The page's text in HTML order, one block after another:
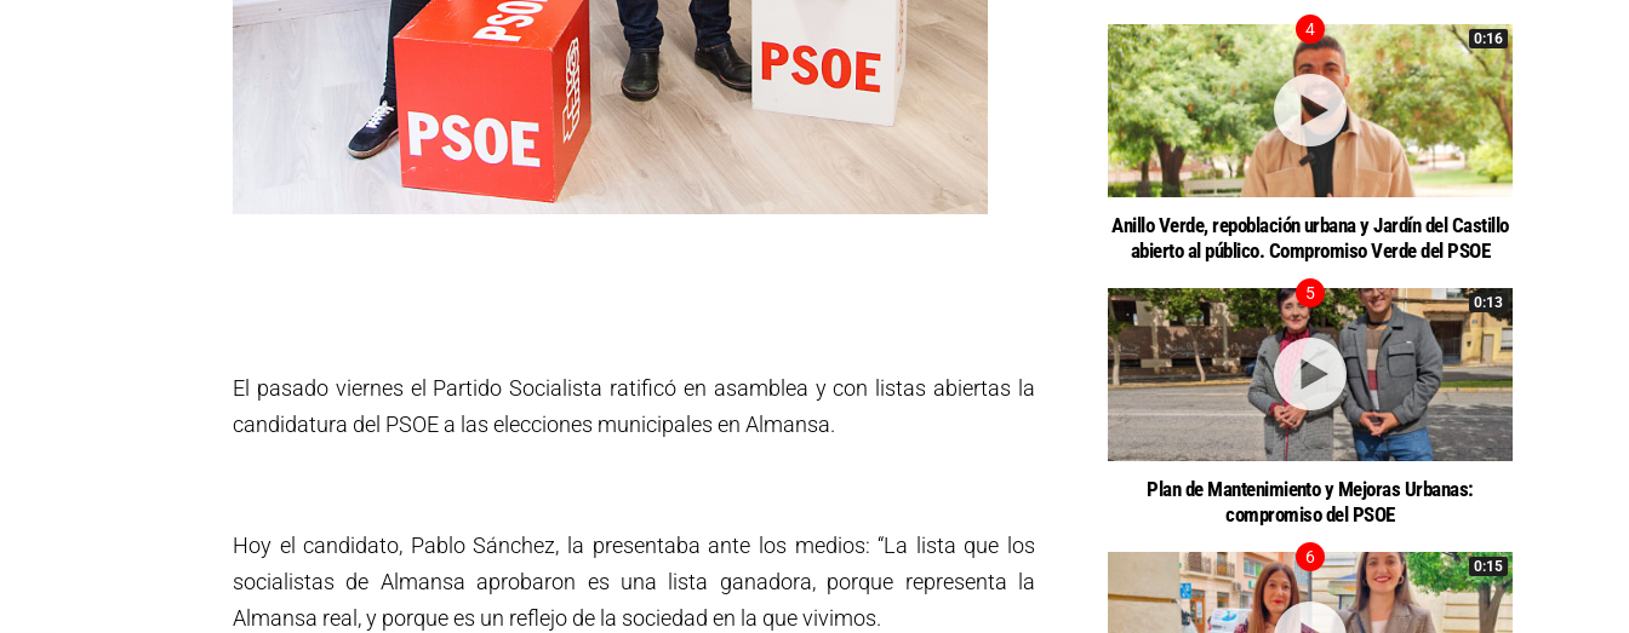
El pasado viernes el Partido Socialista ratificó en asamblea y con listas abiertas la
candidatura del PSOE a las elecciones municipales en Almansa.
Hoy el candidato, Pablo Sánchez, la presentaba ante los medios: “La lista que los
socialistas de Almansa aprobaron es una lista ganadora, porque representa la
Almansa real, y porque es un reflejo de la sociedad en la que vivimos.
0:16
Anillo Verde, repoblación urbana y Jardín del Castillo
abierto al público. Compromiso Verde del PSOE
0:13
Plan de Mantenimiento y Mejoras Urbanas:
compromiso del PSOE
0:15